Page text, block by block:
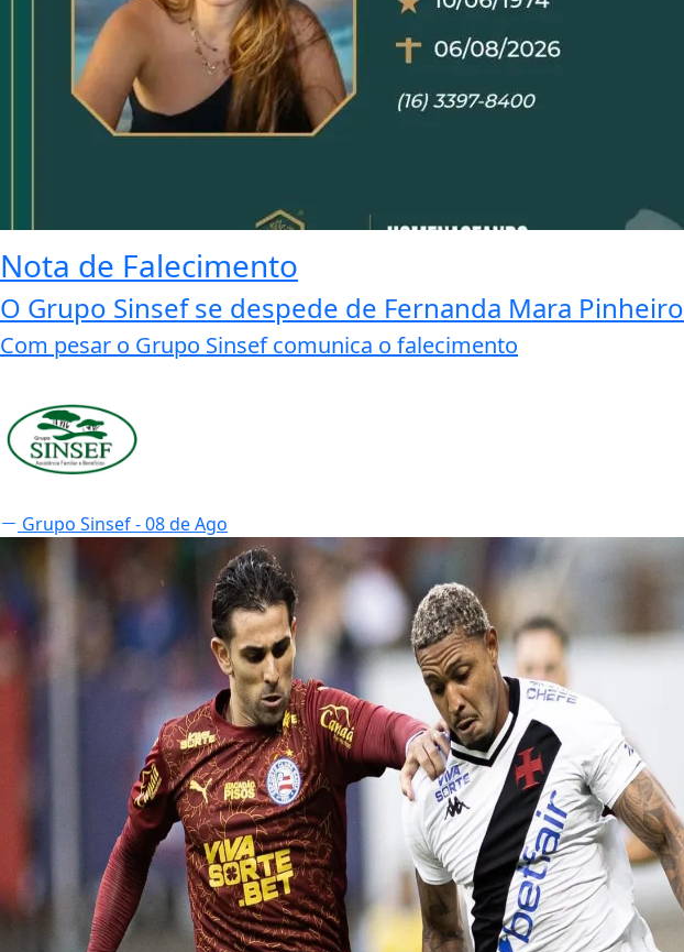
Nota de Falecimento
O Grupo Sinsef se despede de Fernanda Mara Pinheiro
Com pesar o Grupo Sinsef comunica o falecimento
Grupo Sinsef- 08 de Ago